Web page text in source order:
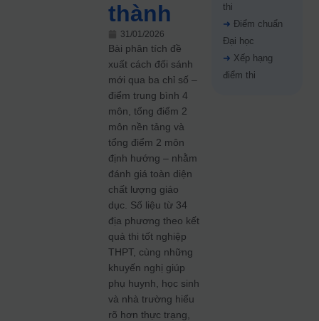
thành
31/01/2026
Bài phân tích đề
xuất cách đối sánh
mới qua ba chỉ số –
điểm trung bình 4
môn, tổng điểm 2
môn nền tảng và
tổng điểm 2 môn
định hướng – nhằm
đánh giá toàn diện
chất lượng giáo
dục. Số liệu từ 34
địa phương theo kết
quả thi tốt nghiệp
THPT, cùng những
khuyến nghị giúp
phụ huynh, học sinh
và nhà trường hiểu
rõ hơn thực trạng,
thi
➜ Điểm chuẩn
Đại học
➜ Xếp hạng
điểm thi